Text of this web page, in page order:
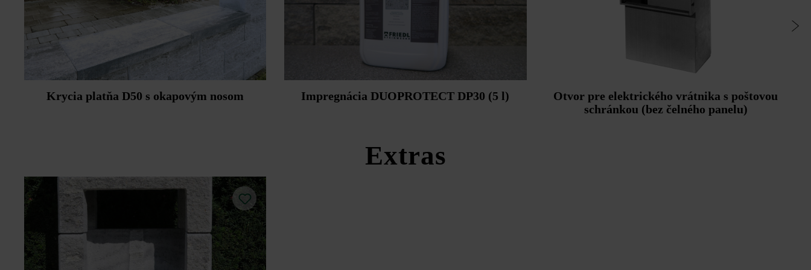
Krycia platňa D50 s okapovým nosom Impregnácia DUOPROTECT DP30 (5 l)
Otvor pre elektrického vrátnika s poštovou
schránkou (bez čelného panelu)
Extras